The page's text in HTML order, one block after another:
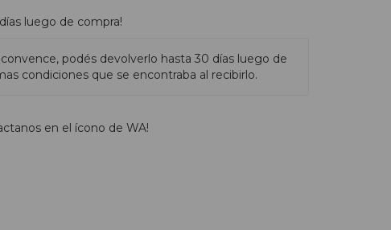
luego de compra!
podés devolverlo hasta 30 días luego de
condiciones que se encontraba al recibirlo.
en el ícono de WA!